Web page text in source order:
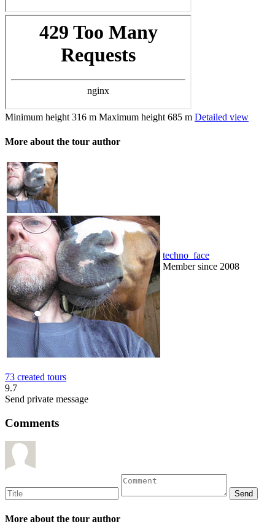
Minimum height 316 m Maximum height 685 m Detailed view
More about the tour author
techno_face
Member since 2008
73 created tours
9.7
Send private message
Comments
More about the tour author